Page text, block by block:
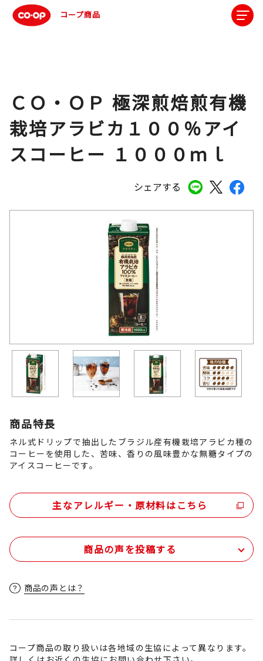
コープ商品
シェアする
ＣＯ・ＯＰ 極深煎焙煎有機
栽培アラビカ１００％アイ
スコーヒー １０００ｍｌ
商品特長
ネル式ドリップで抽出したブラジル産有機栽培アラビカ種の
コーヒーを使用した、苦味、香りの風味豊かな無糖タイプの
アイスコーヒーです。
主なアレルギー・原材料はこちら
商品の声を投稿する
商品の声とは？
コープ商品の取り扱いは各地域の生協によって異なります。